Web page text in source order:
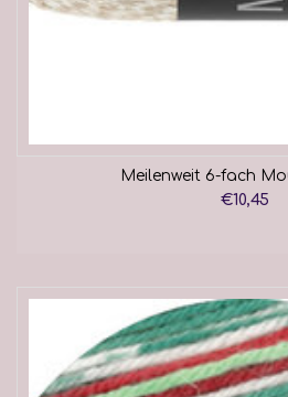
Meilenweit 6-fach
€10,45